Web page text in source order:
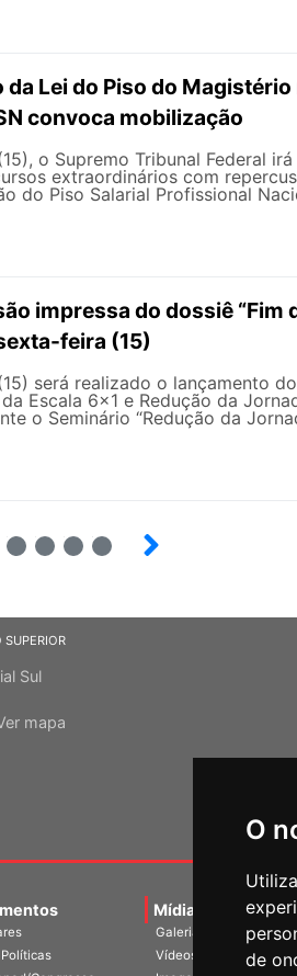
O
de
Lei do Piso do Magistério
convoca mobilização
o Supremo Tribunal Federal irá
extraordinários com
do Piso Salarial Profissional
impressa do dossiê “Fim
feira (15)
será realizado o lançamento
Escala 6×1 e Redução da
o Seminário “Redução da
Sul
mapa
Mídias
Galerias
Vídeos